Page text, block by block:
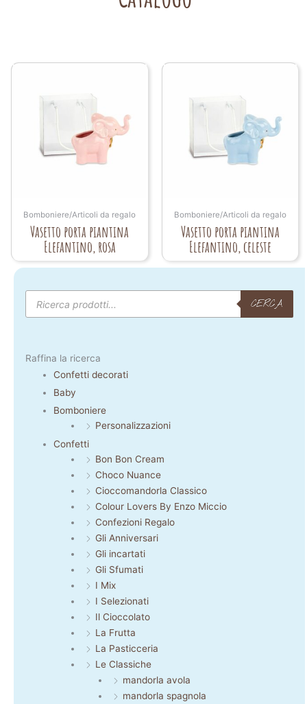
Bomboniere/Articoli da regalo
Vasetto porta piantina
Elefantino, rosa
Bomboniere/Articoli da regalo
Vasetto porta piantina
Elefantino, celeste
Products
search
CERCA
Raffina la ricerca
Confetti decorati
Baby
Bomboniere
Personalizzazioni
Confetti
Bon Bon Cream
Choco Nuance
Cioccomandorla Classico
Colour Lovers By Enzo Miccio
Confezioni Regalo
Gli Anniversari
Gli incartati
Gli Sfumati
I Mix
I Selezionati
Il Cioccolato
La Frutta
La Pasticceria
Le Classiche
mandorla avola
mandorla spagnola